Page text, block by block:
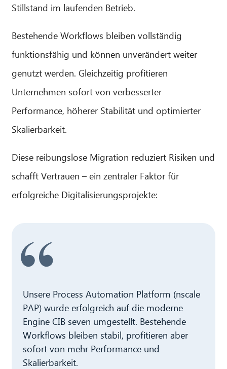
Stillstand im laufenden Betrieb.
Bestehende Workflows bleiben vollständig
funktionsfähig und können unverändert weiter
genutzt werden. Gleichzeitig profitieren
Unternehmen sofort von verbesserter
Performance, höherer Stabilität und optimierter
Skalierbarkeit.
Diese reibungslose Migration reduziert Risiken und
schafft Vertrauen – ein zentraler Faktor für
erfolgreiche Digitalisierungsprojekte:
Unsere Process Automation Platform (nscale
PAP) wurde erfolgreich auf die moderne
Engine CIB seven umgestellt. Bestehende
Workflows bleiben stabil, profitieren aber
sofort von mehr Performance und
Skalierbarkeit.